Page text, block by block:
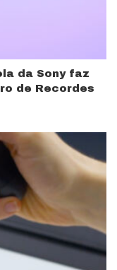
da Sony faz
de Recordes